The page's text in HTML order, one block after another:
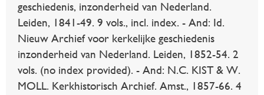
geschiedenis, inzonderheid van Nederland.
Leiden, 1841-49. 9 vols., incl. index. - And: Id.
Nieuw Archief voor kerkelijke geschiedenis
inzonderheid van Nederland. Leiden, 1852-54. 2
vols. (no index provided). - And: N.C. KIST & W.
MOLL. Kerkhistorisch Archief. Amst., 1857-66. 4